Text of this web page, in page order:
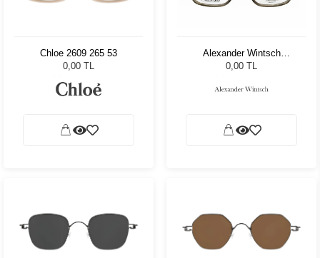
Chloe 2609 265 53
0,00 TL
Alexander Wintsch
AW20183 C3
0,00 TL